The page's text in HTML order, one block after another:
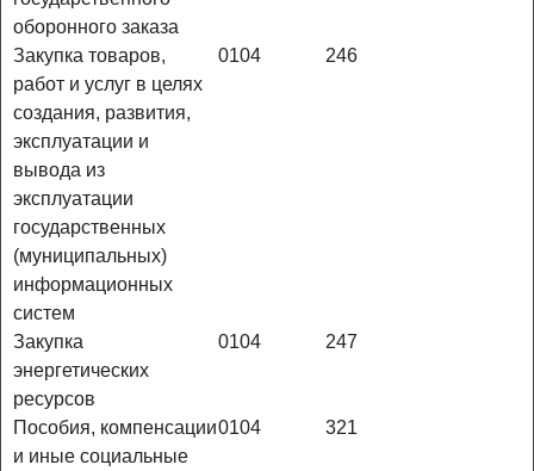
оборонного заказа
Закупка товаров,
работ и услуг в целях
создания, развития,
эксплуатации и
вывода из
эксплуатации
государственных
(муниципальных)
информационных
систем
0104 246
Закупка
энергетических
ресурсов
0104 247
Пособия, компенсации
и иные социальные
0104 321